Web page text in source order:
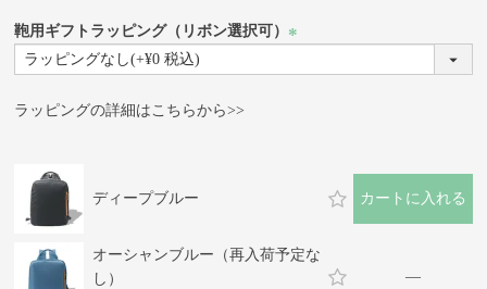
鞄用ギフトラッピング（リボン選択可）
ラッピングの詳細はこちらから>>
ディープブルー カートに入れる
オーシャンブルー（再入荷予定な
し）
—